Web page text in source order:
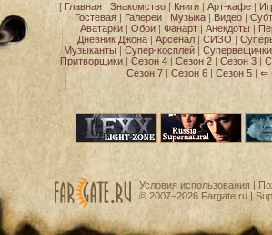
[ Главная| Знакомство| Книги| Арт-кафе|
Гостевая | Галереи | Музыка | Видео |
Аватарки | Обои | Фанарт | Анекдоты |
Дневник Джона| Арсенал| СИЗО |
Музыканты | Супер-косплей | Супервещички
Притворщики | Сезон 4 | Сезон 2 | Сезон 3 |
Сезон 7| Сезон 6| Сезон 5| ⇐
Условия использования |
© 2007−2026 Fargate.ru |